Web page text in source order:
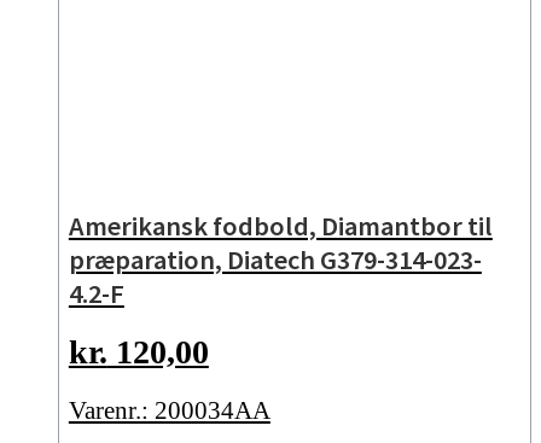
Amerikansk fodbold, Diamantbor til
præparation, Diatech G379-314-023-
4.2-F
kr. 120,00
Varenr.: 200034AA